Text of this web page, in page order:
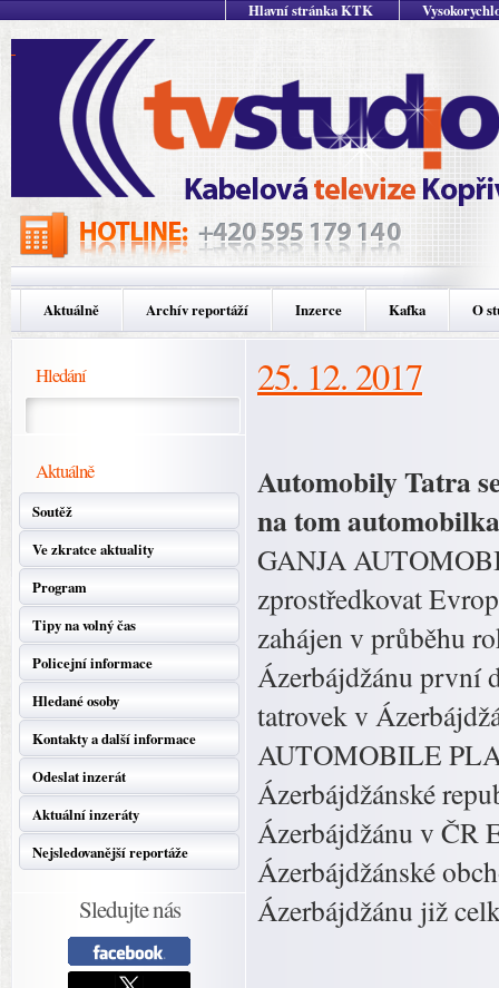
Hlavní stránka KTK
Aktuálně Archív reportáží Inzerce Kafka O
Hledání
Aktuálně
Soutěž
Ve zkratce aktuality
Program
Tipy na volný čas
Policejní informace
Hledané osoby
Kontakty a další informace
Odeslat inzerát
Aktuální inzeráty
Nejsledovanější reportáže
Sledujte nás
25. 12. 2017
Automobily Tatra
na tom
GANJA
zprostředkovat
zahájen v průběhu
Ázerbájdžánu první
tatrovek v
AUTOMOBILE
Ázerbájdžánské
Ázerbájdžánu v ČR
Ázerbájdžánské
Ázerbájdžánu již